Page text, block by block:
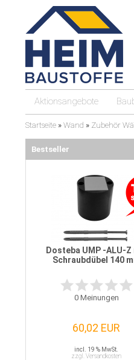
Aktionsangebote
Startseite » Wand » Zubehör
Bestseller
Dosteba UMP -ALU-Z
Schraubdübel 140
0Meinungen
60,02 EUR
incl. 19 % MwSt.
zzgl. Versandkosten